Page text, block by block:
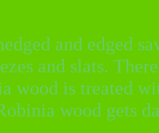
and edged
and slats.
wood is treated
wood gets